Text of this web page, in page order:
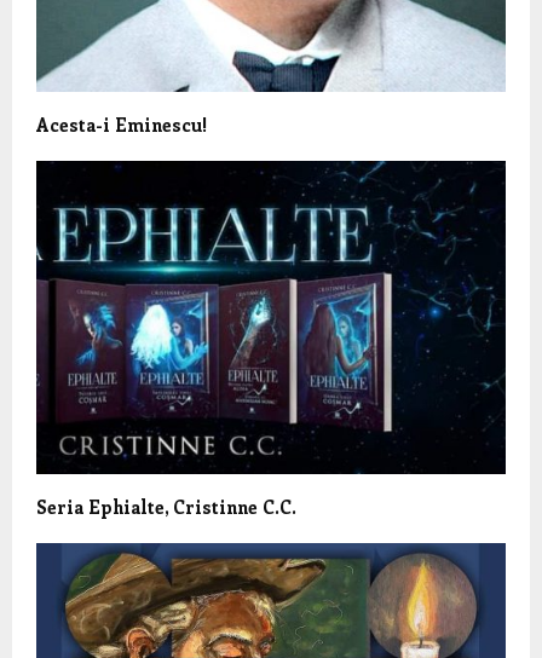
Acesta-i Eminescu!
Seria Ephialte, Cristinne C.C.